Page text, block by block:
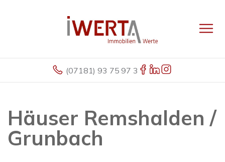
(07181) 93 75 97 3
Häuser Remshalden /
Grunbach